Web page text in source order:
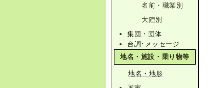
名前・職業別
大陸別
集団・団体
台詞･メッセージ
地名・施設・乗り物等
地名・地形